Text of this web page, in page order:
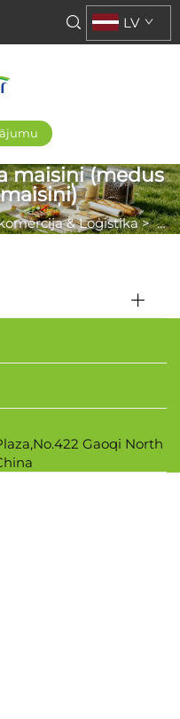
LV
maisiņi (medus
& Loģistika>
Gaoqi North